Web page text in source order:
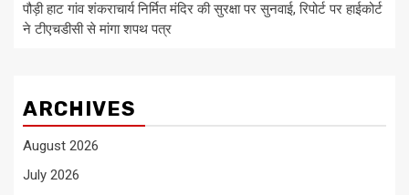
पौड़ी हाट गांव शंकराचार्य निर्मित मंदिर की सुरक्षा पर सुनवाई, रिपोर्ट पर हाईकोर्ट
ने टीएचडीसी से मांगा शपथ पत्र
ARCHIVES
August 2026
July 2026